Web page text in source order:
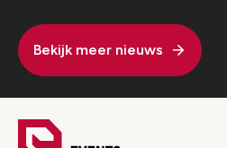
Bekijk meer nieuws